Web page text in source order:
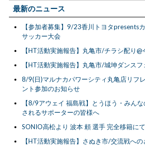
最新のニュース
【参加者募集】9/23香川トヨタpresents
サッカー大会
【HT活動実施報告】丸亀市/チラシ配り@
【HT活動実施報告】丸亀市/城坤ダンス
8/9(日)マルナカパワーシティ丸亀店リフ
ント参加のお知らせ
【8/9アウェイ 福島戦】とうほう・みん
されるサポーターの皆様へ
SONIO高松より 波本 頼 選手 完全移籍に
【HT活動実施報告】さぬき市/交流戦へ